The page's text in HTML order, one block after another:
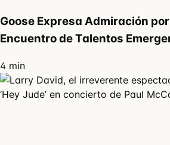
Goose Expresa Admiración
Encuentro de Talentos
4 min